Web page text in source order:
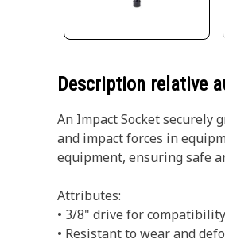
Description relative
An Impact Socket
and impact forces in
equipment, ensuring safe
Attributes:
• 3/8" drive for
• Resistant to wear and